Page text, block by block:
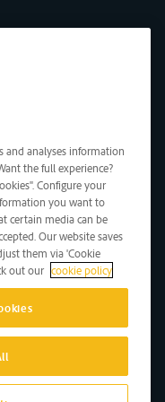
and analyses information
the full experience?
Configure your
you want to
certain media can be
Our website saves
them via 'Cookie
out our cookie policy